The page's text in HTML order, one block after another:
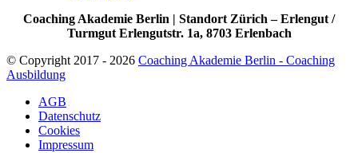
Coaching Akademie Berlin | Standort Zürich – Erlengut /
Turmgut Erlengutstr. 1a, 8703 Erlenbach
© Copyright 2017 - 2026 Coaching Akademie Berlin - Coaching
Ausbildung
AGB
Datenschutz
Cookies
Impressum